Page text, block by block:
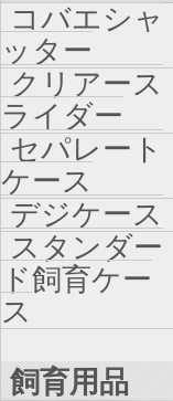
コバエシャ
ッター
クリアース
ライダー
セパレート
ケース
デジケース
スタンダー
ド飼育ケー
ス
飼育用品